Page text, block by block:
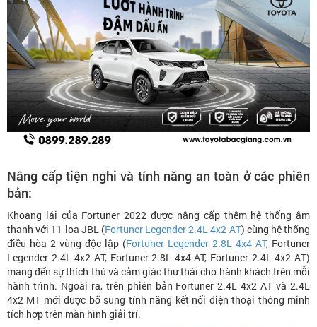
Nâng cấp tiện nghi và tính năng an toàn ở các phiên
bản:
Khoang lái của Fortuner 2022 được nâng cấp thêm hệ thống âm
thanh với 11 loa JBL (Fortuner Legender 2.4L 4x2 AT) cùng hệ thống
điều hòa 2 vùng độc lập (Fortuner Legender 2.8L 4x4 AT, Fortuner
Legender 2.4L 4x2 AT, Fortuner 2.8L 4x4 AT, Fortuner 2.4L 4x2 AT)
mang đến sự thích thú và cảm giác thư thái cho hành khách trên mỗi
hành trình. Ngoài ra, trên phiên bản Fortuner 2.4L 4x2 AT và 2.4L
4x2 MT mới được bổ sung tính năng kết nối điện thoại thông minh
tích hợp trên màn hình giải trí.